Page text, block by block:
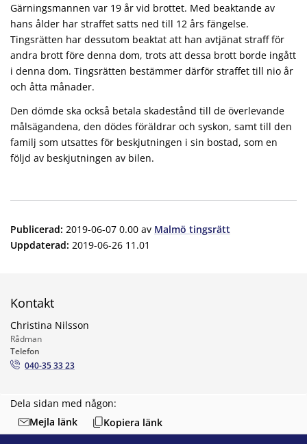
Gärningsmannen var 19 år vid brottet. Med beaktande av
hans ålder har straffet satts ned till 12 års fängelse.
Tingsrätten har dessutom beaktat att han avtjänat straff för
andra brott före denna dom, trots att dessa brott borde ingått
i denna dom. Tingsrätten bestämmer därför straffet till nio år
och åtta månader.
Den dömde ska också betala skadestånd till de överlevande
målsägandena, den dödes föräldrar och syskon, samt till den
familj som utsattes för beskjutningen i sin bostad, som en
följd av beskjutningen av bilen.
Publicerad: 2019-06-07 0.00 av Malmö tingsrätt
Uppdaterad: 2019-06-26 11.01
Dela sidan med någon:
Mejla länk
Kopiera länk
Kontakt
Christina Nilsson
Rådman
Telefon
040-35 33 23